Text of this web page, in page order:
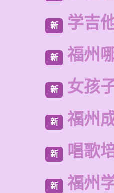
新 学吉
新 福州
新 女孩
新 福州
新 唱歌
新 福州